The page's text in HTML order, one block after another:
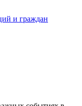
и граждан